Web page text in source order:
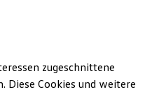
zugeschnittene
Diese Cookies und weitere